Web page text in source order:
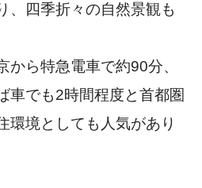
、四季折々の自然景観も
から特急電車で約90分、
車でも2時間程度と首都圏
環境としても人気があり